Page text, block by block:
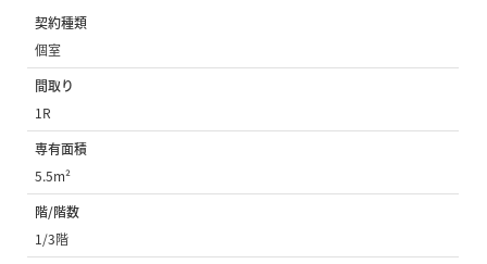
契約種類
個室
間取り
1R
専有面積
5.5m²
階/階数
1/3階